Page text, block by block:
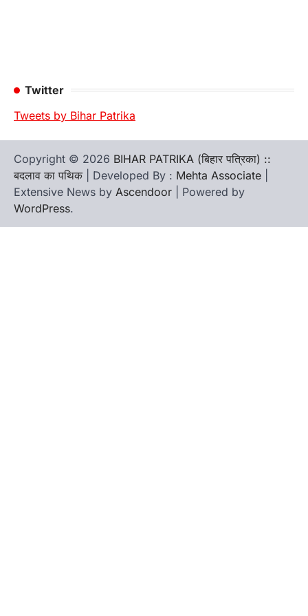
Twitter
Tweets by Bihar Patrika
Copyright © 2026 BIHAR PATRIKA (बिहार पत्रिका) ::
बदलाव का पथिक | Developed By : Mehta Associate
Extensive News by Ascendoor | Powered by
WordPress.